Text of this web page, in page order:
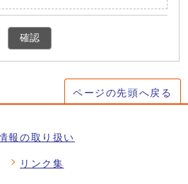
確認
ページの先頭へ戻る
報の取り扱い
リンク集